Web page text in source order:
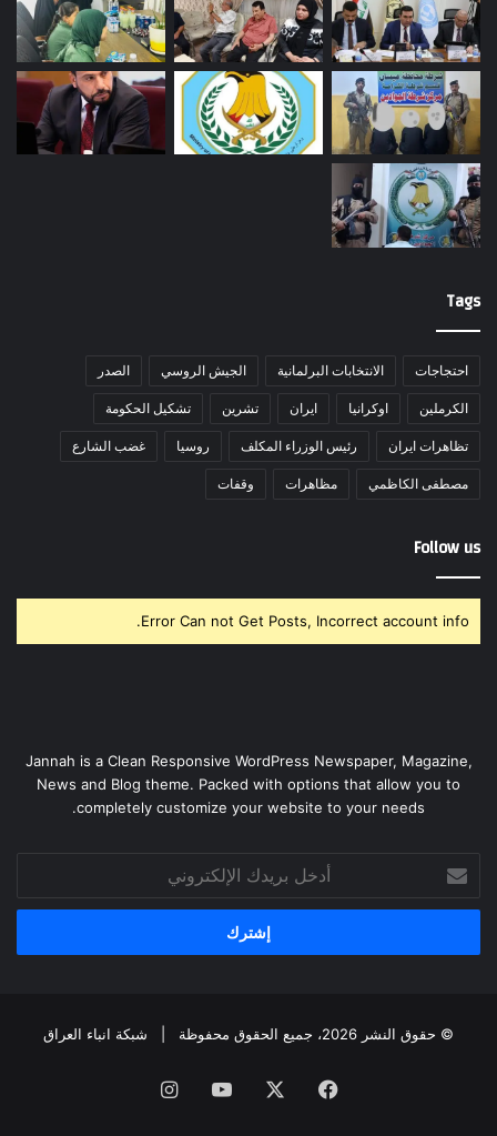
Tags
احتجاجات الانتخابات البرلمانية الجيش الروسي الصدر
الكرملين اوكرانيا ايران تشرين تشكيل الحكومة
تظاهرات ايران رئيس الوزراء المكلف روسيا غضب الشارع
مصطفى الكاظمي مظاهرات وقفات
Follow us
Error Can not Get Posts, Incorrect account info.
Jannah is a Clean Responsive WordPress Newspaper, Magazine,
News and Blog theme. Packed with options that allow you to
completely customize your website to your needs.
بريدك
الإلكتروني
© حقوق النشر 2026، جميع الحقوق محفوظة | شبكة انباء العراق
فيسبوك ‫YouTubeانستقرام